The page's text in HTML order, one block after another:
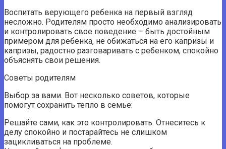
Воспитать верующего ребенка на первый взгляд
несложно. Родителям просто необходимо анализировать
и контролировать свое поведение – быть достойным
примером для ребенка, не обижаться на его капризы и
капризы, радостно разговаривать с ребенком, спокойно
объяснять свои решения.
Советы родителям
Выбор за вами. Вот несколько советов, которые
помогут сохранить тепло в семье:
Решайте сами, как это контролировать. Отнеситесь к
делу спокойно и постарайтесь не слишком
зацикливаться на проблеме.